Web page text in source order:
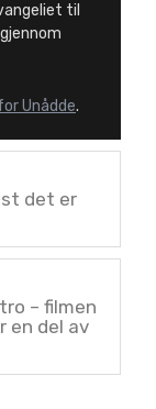
til
Unådde.
det er
– filmen
en del av